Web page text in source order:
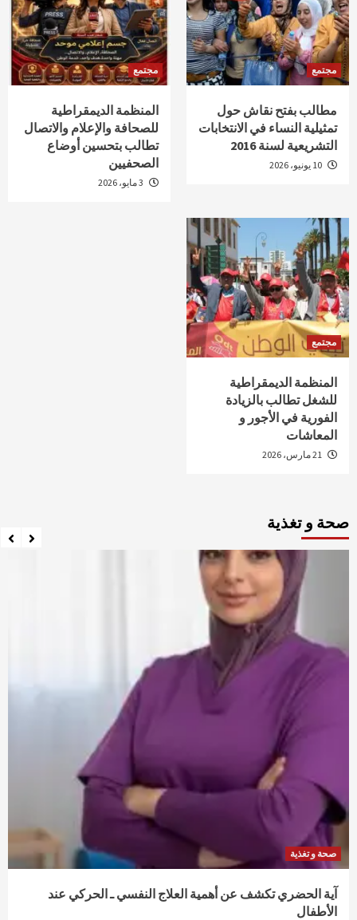
مجتمع
مطالب بفتح نقاش حول
تمثيلية النساء في الانتخابات
التشريعية لسنة 2016
مجتمع
المنظمة الديمقراطية
للصحافة والإعلام والاتصال
تطالب بتحسين أوضاع
الصحفيين
مجتمع
المنظمة الديمقراطية
للشغل تطالب بالزيادة
الفورية في الأجور و
المعاشات
صحة و تغذية
صحة و تغذية
آية الحضري تكشف عن أهمية العلاج النفسي ـ الحركي عند
الأطفال